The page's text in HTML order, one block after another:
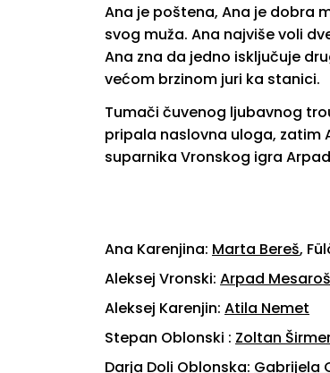
Ana je poštena, Ana je dobra
svog muža. Ana najviše voli
Ana zna da jedno isključuje
većom brzinom juri ka stanici.
Tumači čuvenog ljubavnog
pripala naslovna uloga, zatim
suparnika Vronskog igra
Ana Karenjina: Marta Bereš,
Aleksej Vronski: Arpad Mesaroš
Aleksej Karenjin: Atila Nemet
Stepan Oblonski : Zoltan
Darja Doli Oblonska: Gabrijela